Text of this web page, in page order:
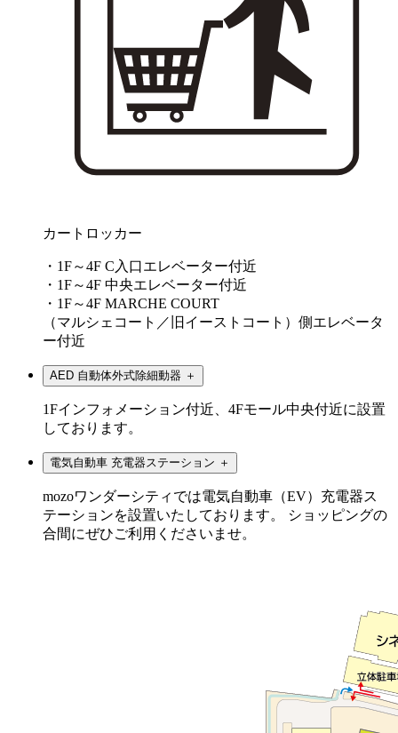
カートロッカー
・1F～4F C入口エレベーター付近
・1F～4F 中央エレベーター付近
・1F～4F MARCHE COURT
（マルシェコート／旧イーストコート）側エレベータ
ー付近
AED 自動体外式除細動器 ＋
1Fインフォメーション付近、4Fモール中央付近に設置
しております。
電気自動車 充電器ステーション ＋
mozoワンダーシティでは電気自動車（EV）充電器ス
テーションを設置いたしております。 ショッピングの
合間にぜひご利用くださいませ。